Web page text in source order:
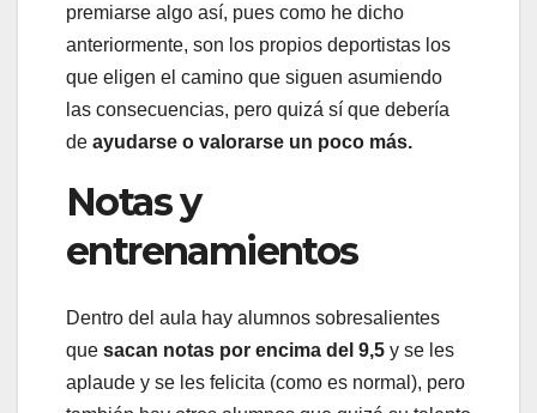
premiarse algo así, pues como he dicho
anteriormente, son los propios deportistas los
que eligen el camino que siguen asumiendo
las consecuencias, pero quizá sí que debería
de ayudarse o valorarse un poco más.
Notas y
entrenamientos
Dentro del aula hay alumnos sobresalientes
que sacan notas por encima del 9,5 y se les
aplaude y se les felicita (como es normal), pero